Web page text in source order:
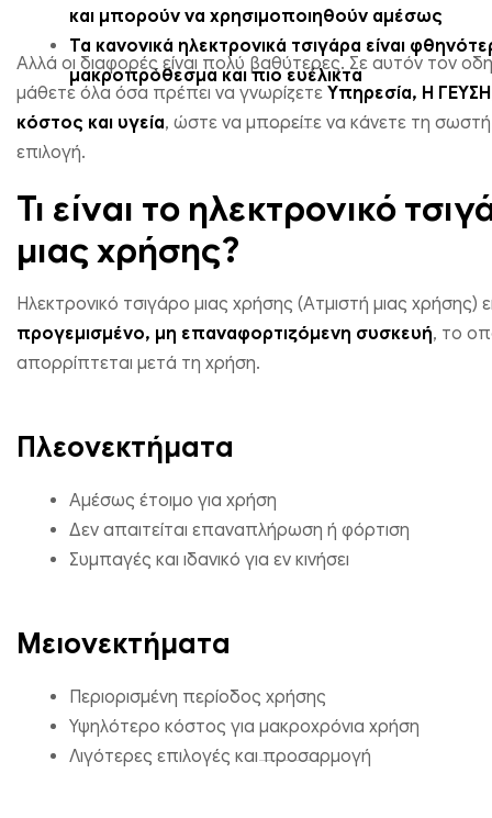
και μπορούν να χρησιμοποιηθούν αμέσως
Τα κανονικά ηλεκτρονικά τσιγάρα είναι
μακροπρόθεσμα και πιο ευέλικτα
Αλλά οι διαφορές είναι πολύ βαθύτερες. Σε αυτόν τον
μάθετε όλα όσα πρέπει να γνωρίζετε Υπηρεσία, Η
κόστος και υγεία, ώστε να μπορείτε να κάνετε τη σωστή
επιλογή.
Τι είναι το ηλεκτρονικό
μιας χρήσης?
Ηλεκτρονικό τσιγάρο μιας χρήσης (Ατμιστή μιας χρήσης)
προγεμισμένο, μη επαναφορτιζόμενη συσκευή, το
απορρίπτεται μετά τη χρήση.
Πλεονεκτήματα
Αμέσως έτοιμο για χρήση
Δεν απαιτείται επαναπλήρωση ή φόρτιση
Συμπαγές και ιδανικό για εν κινήσει
Μειονεκτήματα
Περιορισμένη περίοδος χρήσης
Υψηλότερο κόστος για μακροχρόνια χρήση
Λιγότερες επιλογές και προσαρμογή